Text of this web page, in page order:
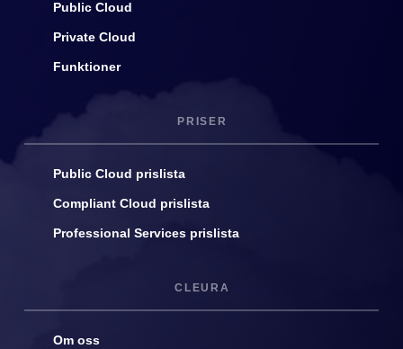
Public Cloud
Private Cloud
Funktioner
PRISER
Public Cloud prislista
Compliant Cloud prislista
Professional Services prislista
CLEURA
Om oss